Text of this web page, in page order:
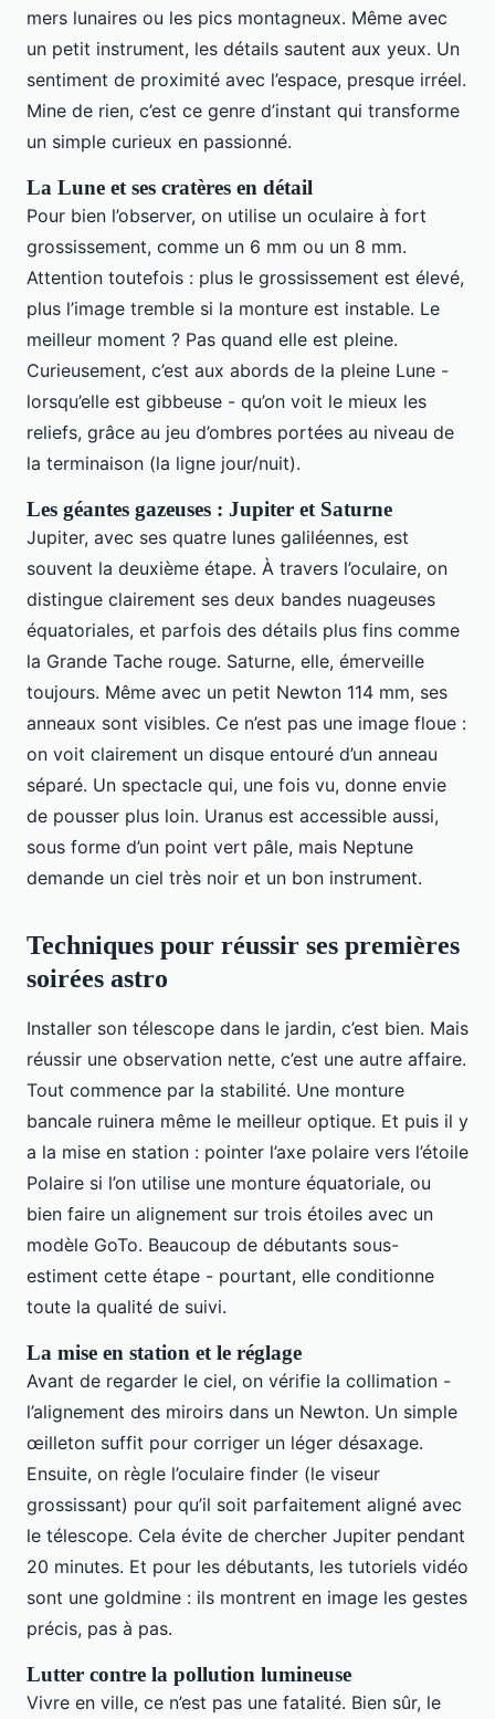
mers lunaires ou les pics montagneux. Même avec
un petit instrument, les détails sautent aux yeux. Un
sentiment de proximité avec l’espace, presque irréel.
Mine de rien, c’est ce genre d’instant qui transforme
un simple curieux en passionné.
La Lune et ses cratères en détail
Pour bien l’observer, on utilise un oculaire à fort
grossissement, comme un 6 mm ou un 8 mm.
Attention toutefois : plus le grossissement est élevé,
plus l’image tremble si la monture est instable. Le
meilleur moment ? Pas quand elle est pleine.
Curieusement, c’est aux abords de la pleine Lune -
lorsqu’elle est gibbeuse - qu’on voit le mieux les
reliefs, grâce au jeu d’ombres portées au niveau de
la terminaison (la ligne jour/nuit).
Les géantes gazeuses : Jupiter et Saturne
Jupiter, avec ses quatre lunes galiléennes, est
souvent la deuxième étape. À travers l’oculaire, on
distingue clairement ses deux bandes nuageuses
équatoriales, et parfois des détails plus fins comme
la Grande Tache rouge. Saturne, elle, émerveille
toujours. Même avec un petit Newton 114 mm, ses
anneaux sont visibles. Ce n’est pas une image floue :
on voit clairement un disque entouré d’un anneau
séparé. Un spectacle qui, une fois vu, donne envie
de pousser plus loin. Uranus est accessible aussi,
sous forme d’un point vert pâle, mais Neptune
demande un ciel très noir et un bon instrument.
Techniques pour réussir ses premières
soirées astro
Installer son télescope dans le jardin, c’est bien. Mais
réussir une observation nette, c’est une autre affaire.
Tout commence par la stabilité. Une monture
bancale ruinera même le meilleur optique. Et puis il y
a la mise en station : pointer l’axe polaire vers l’étoile
Polaire si l’on utilise une monture équatoriale, ou
bien faire un alignement sur trois étoiles avec un
modèle GoTo. Beaucoup de débutants sous-
estiment cette étape - pourtant, elle conditionne
toute la qualité de suivi.
La mise en station et le réglage
Avant de regarder le ciel, on vérifie la collimation -
l’alignement des miroirs dans un Newton. Un simple
œilleton suffit pour corriger un léger désaxage.
Ensuite, on règle l’oculaire finder (le viseur
grossissant) pour qu’il soit parfaitement aligné avec
le télescope. Cela évite de chercher Jupiter pendant
20 minutes. Et pour les débutants, les tutoriels vidéo
sont une goldmine : ils montrent en image les gestes
précis, pas à pas.
Lutter contre la pollution lumineuse
Vivre en ville, ce n’est pas une fatalité. Bien sûr, le